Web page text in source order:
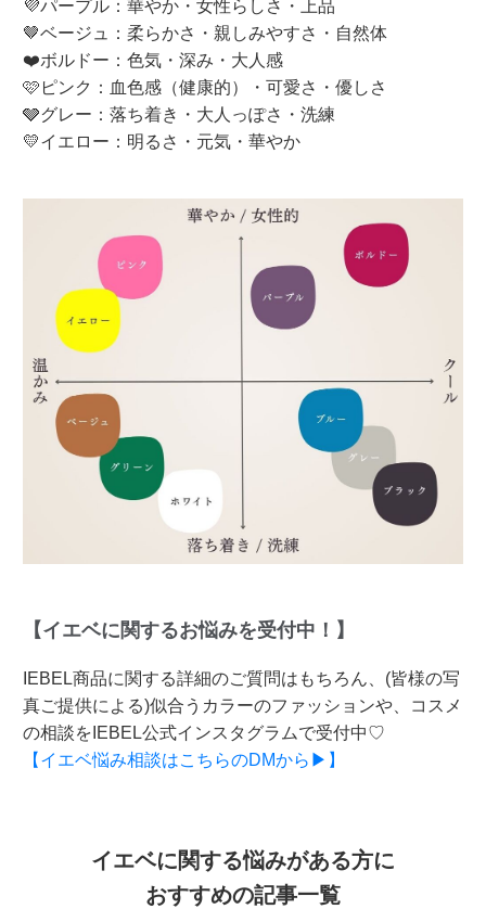
💜パープル：華やか・女性らしさ・上品
🤎ベージュ：柔らかさ・親しみやすさ・自然体
❤️ボルドー：色気・深み・大人感
🩷ピンク：血色感（健康的）・可愛さ・優しさ
🩶グレー：落ち着き・大人っぽさ・洗練
💛イエロー：明るさ・元気・華やか
【イエベに関するお悩みを受付中！】
IEBEL商品に関する詳細のご質問はもちろん、(皆様の写
真ご提供による)似合うカラーのファッションや、コスメ
の相談をIEBEL公式インスタグラムで受付中♡
【イエベ悩み相談はこちらのDMから▶】
イエベに関する悩みがある方に
おすすめの記事一覧